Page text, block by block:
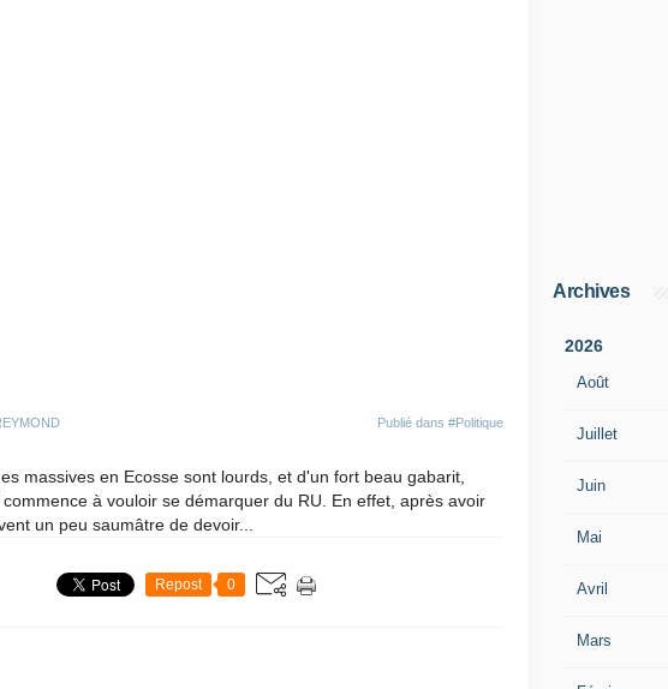
Publié dans #Politique
massives en Ecosse sont lourds, et d'un fort beau gabarit,
à vouloir se démarquer du RU. En effet, après avoir
un peu saumâtre de devoir...
Repost 0
Archives
2026
Août
Juillet
Juin
Mai
Avril
Mars